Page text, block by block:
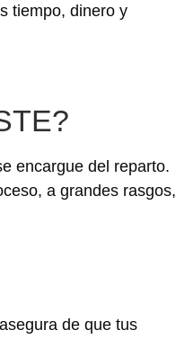
tiempo, dinero y
encargue del reparto.
a grandes rasgos,
de que tus